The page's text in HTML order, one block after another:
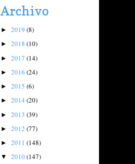
Archivo
► 2019 (8)
► 2018 (10)
► 2017 (14)
► 2016 (24)
► 2015 (6)
► 2014 (20)
► 2013 (39)
► 2012 (77)
► 2011 (148)
▼ 2010(147)